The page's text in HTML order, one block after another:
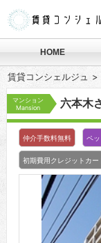
HOME
賃貸コンシェルジュ
マンション
Mansion
六本木
仲介手数料無料 ペ
初期費用クレジットカー